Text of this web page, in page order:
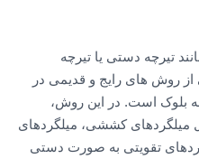
تیرچه دستی یا تیرچه
روش های رایج و قدیمی در
بلوک است. در این روش،
میلگردهای کششی، میلگردهای
تقویتی به صورت دستی